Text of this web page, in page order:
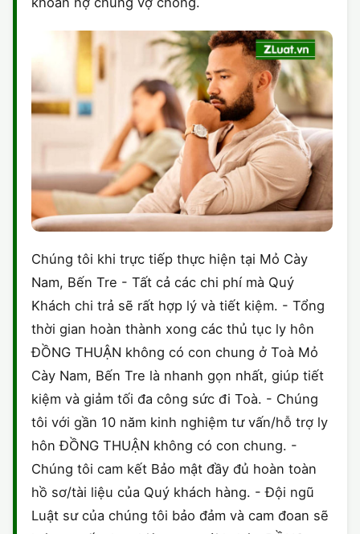
Chúng tôi khi trực tiếp thực hiện tại Mỏ Cày
Nam, Bến Tre - Tất cả các chi phí mà Quý
Khách chi trả sẽ rất hợp lý và tiết kiệm. - Tổng
thời gian hoàn thành xong các thủ tục ly hôn
ĐỒNG THUẬN không có con chung ở Toà Mỏ
Cày Nam, Bến Tre là nhanh gọn nhất, giúp tiết
kiệm và giảm tối đa công sức đi Toà. - Chúng
tôi với gần 10 năm kinh nghiệm tư vấn/hỗ trợ ly
hôn ĐỒNG THUẬN không có con chung. -
Chúng tôi cam kết Bảo mật đầy đủ hoàn toàn
hồ sơ/tài liệu của Quý khách hàng. - Đội ngũ
Luật sư của chúng tôi bảo đảm và cam đoan sẽ